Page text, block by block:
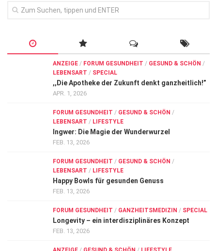
Sehen
Kampf gegen Krebs
ANZEIGE / FORUM GESUNDHEIT / GESUND & SCHÖN /
LEBENSART / SPECIAL
,,Die Apotheke der Zukunft denkt ganzheitlich!”
APR. 1, 2026
FORUM GESUNDHEIT / GESUND & SCHÖN /
LEBENSART / LIFESTYLE
Ingwer: Die Magie der Wunderwurzel
FEB. 13, 2026
FORUM GESUNDHEIT / GESUND & SCHÖN /
LEBENSART / LIFESTYLE
Happy Bowls für gesunden Genuss
FEB. 13, 2026
FORUM GESUNDHEIT / GANZHEITSMEDIZIN / SPECIAL
Longevity – ein interdisziplinäres Konzept
FEB. 13, 2026